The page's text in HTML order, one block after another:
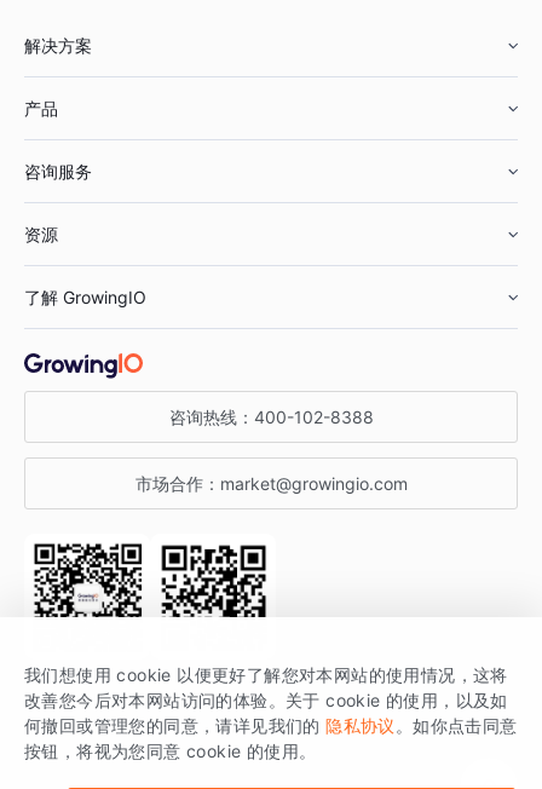
解决方案
鞋服行业
汽车行业
金融行业
产品
智能运营
获客分析
咨询服务
资源
增长公开课
增长博客
开发者文档
SDK 文档
场景指南
了解 GrowingIO
关于 GrowingIO
增长大会
行业活动
咨询热线： 400-102-8388
市场合作： market@growingio.com
关注公众号 获取更多干货
GrowingIO 是专注于数据智能分析与增长的品牌，核心平台为 GrowingIO
分析云。
我们想使用 cookie 以便更好了解您对本网站的使用情况，这将
改善您今后对本网站访问的体验。关于 cookie 的使用，以及如
何撤回或管理您的同意，请详见我们的 隐私协议 。如你点击同意
按钮，将视为您同意 cookie 的使用。